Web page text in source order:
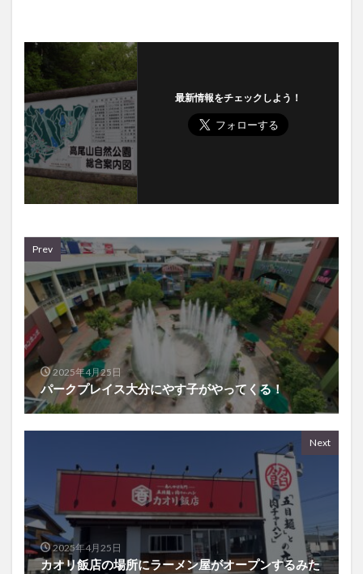
最新情報をチェックしよう！
Prev
2025年4月25日
パークプレイス大分にやす子がやってくる！
Next
2025年4月25日
カオリ飯店の場所にラーメン屋がオープンするみた